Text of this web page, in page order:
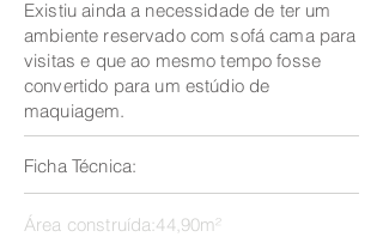
Existiu ainda a necessidade de ter um
ambiente reservado com sofá cama para
visitas e que ao mesmo tempo fosse
convertido para um estúdio de
maquiagem.
Ficha Técnica:
Área construída:44,90m²